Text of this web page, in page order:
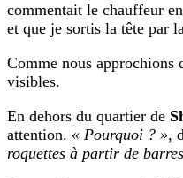
commentait le chauffeur
et que je sortis la tête par
Comme nous approchions
visibles.
En dehors du quartier de
attention. « Pourquoi ? »,
roquettes à partir de